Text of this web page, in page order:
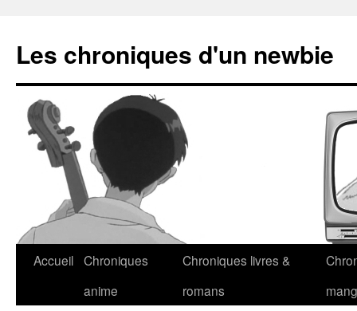
Les chroniques d'un newbie
Accueil Chroniques
anime
Chroniques livres &
romans